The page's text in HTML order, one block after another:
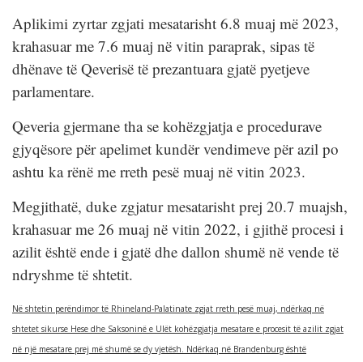
Aplikimi zyrtar zgjati mesatarisht 6.8 muaj më 2023,
krahasuar me 7.6 muaj në vitin paraprak, sipas të
dhënave të Qeverisë të prezantuara gjatë pyetjeve
parlamentare.
Qeveria gjermane tha se kohëzgjatja e procedurave
gjyqësore për apelimet kundër vendimeve për azil po
ashtu ka rënë me rreth pesë muaj në vitin 2023.
Megjithatë, duke zgjatur mesatarisht prej 20.7 muajsh,
krahasuar me 26 muaj në vitin 2022, i gjithë procesi i
azilit është ende i gjatë dhe dallon shumë në vende të
ndryshme të shtetit.
Në shtetin perëndimor të Rhineland-Palatinate zgjat rreth pesë muaj, ndërkaq në
shtetet sikurse Hese dhe Saksoninë e Ulët kohëzgjatja mesatare e procesit të azilit zgjat
në një mesatare prej më shumë se dy vjetësh. Ndërkaq në Brandenburg është